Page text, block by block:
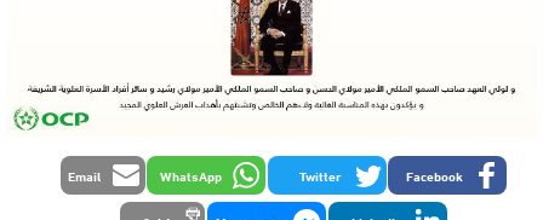
Facebook
Twitter
WhatsApp
Email